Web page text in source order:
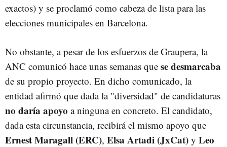
exactos) y se proclamó como cabeza de lista para las
elecciones municipales en Barcelona.
No obstante, a pesar de los esfuerzos de Graupera, la
ANC comunicó hace unas semanas que se desmarcaba
de su propio proyecto. En dicho comunicado, la
entidad afirmó que dada la "diversidad" de candidaturas
no daría apoyo a ninguna en concreto. El candidato,
dada esta circunstancia, recibirá el mismo apoyo que
Ernest Maragall (ERC), Elsa Artadi (JxCat) y Leo